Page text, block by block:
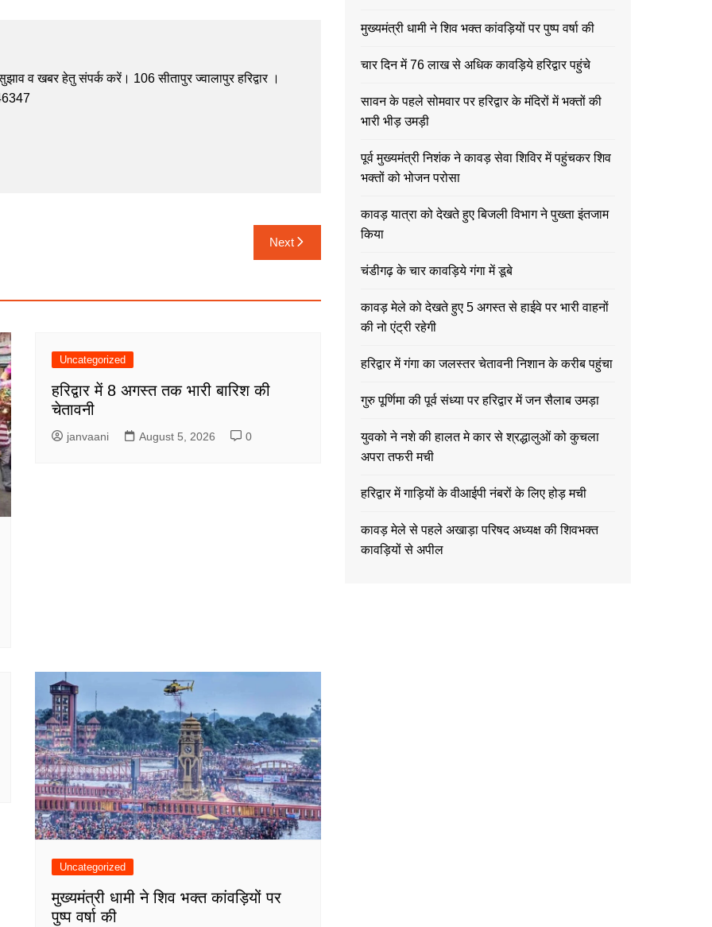
व खबर हेतु संपर्क करें। 106 सीतापुर ज्वालापुर हरिद्वार ।
Next
Uncategorized
हरिद्वार में 8 अगस्त तक भारी बारिश की
चेतावनी
janvaani August 5, 2026 0
Uncategorized
मुख्यमंत्री धामी ने शिव भक्त कांवड़ियों पर
पुष्प वर्षा की
मुख्यमंत्री धामी ने शिव भक्त कांवड़ियों पर पुष्प वर्षा की
चार दिन में 76 लाख से अधिक कावड़िये हरिद्वार पहुंचे
सावन के पहले सोमवार पर हरिद्वार के मंदिरों में भक्तों की
भारी भीड़ उमड़ी
पूर्व मुख्यमंत्री निशंक ने कावड़ सेवा शिविर में पहुंचकर शिव
भक्तों को भोजन परोसा
कावड़ यात्रा को देखते हुए बिजली विभाग ने पुख्ता इंतजाम
किया
चंडीगढ़ के चार कावड़िये गंगा में डूबे
कावड़ मेले को देखते हुए 5 अगस्त से हाईवे पर भारी वाहनों
की नो एंट्री रहेगी
हरिद्वार में गंगा का जलस्तर चेतावनी निशान के करीब पहुंचा
गुरु पूर्णिमा की पूर्व संध्या पर हरिद्वार में जन सैलाब उमड़ा
युवको ने नशे की हालत मे कार से श्रद्धालुओं को कुचला
अपरा तफरी मची
हरिद्वार में गाड़ियों के वीआईपी नंबरों के लिए होड़ मची
कावड़ मेले से पहले अखाड़ा परिषद अध्यक्ष की शिवभक्त
कावड़ियों से अपील